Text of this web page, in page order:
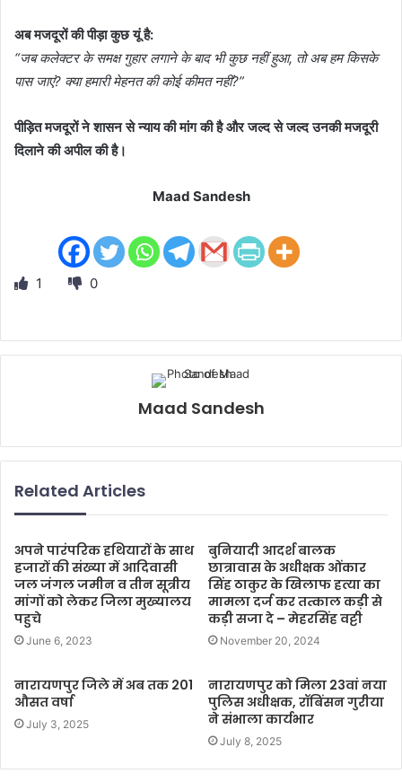
अब मजदूरों की पीड़ा कुछ यूं है:
“जब कलेक्टर के समक्ष गुहार लगाने के बाद भी कुछ नहीं हुआ, तो अब हम किसके
पास जाएं? क्या हमारी मेहनत की कोई कीमत नहीं?”
पीड़ित मजदूरों ने शासन से न्याय की मांग की है और जल्द से जल्द उनकी मजदूरी
दिलाने की अपील की है।
Maad Sandesh
1 0
Maad Sandesh
Related Articles
अपने पारंपरिक हथियारों के साथ
हजारों की संख्या में आदिवासी
जल जंगल जमीन व तीन सूत्रीय
मांगों को लेकर जिला मुख्यालय
पहुचे
June 6, 2023
बुनियादी आदर्श बालक
छात्रावास के अधीक्षक ओंकार
सिंह ठाकुर के खिलाफ हत्या का
मामला दर्ज कर तत्काल कड़ी से
कड़ी सजा दे – मेहरसिंह वट्टी
November 20, 2024
नारायणपुर जिले में अब तक 201
औसत वर्षा
July 3, 2025
नारायणपुर को मिला 23वां नया
पुलिस अधीक्षक, रॉबिंसन गुरीया
ने संभाला कार्यभार
July 8, 2025